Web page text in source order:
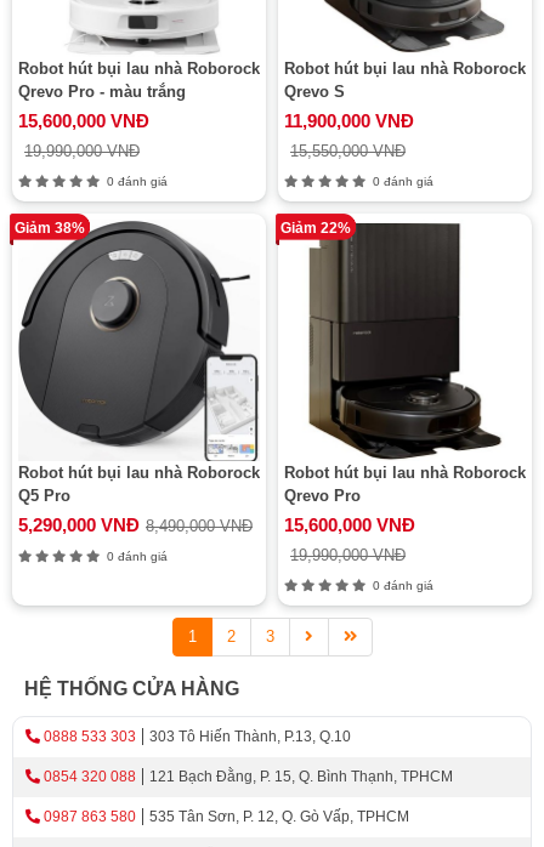
Robot hút bụi lau nhà Roborock
Qrevo Pro - màu trắng
15,600,000 VNĐ
19,990,000 VNĐ
0 đánh giá
Robot hút bụi lau nhà Roborock
Qrevo S
11,900,000 VNĐ
15,550,000 VNĐ
0 đánh giá
Giảm 38%
Robot hút bụi lau nhà Roborock
Q5 Pro
5,290,000 VNĐ 8,490,000 VNĐ
0 đánh giá
Giảm 22%
Robot hút bụi lau nhà Roborock
Qrevo Pro
15,600,000 VNĐ
19,990,000 VNĐ
0 đánh giá
1 2 3
HỆ THỐNG CỬA HÀNG
0888 533 303 303 Tô Hiến Thành, P.13, Q.10
0854 320 088 121 Bạch Đằng, P. 15, Q. Bình Thạnh, TPHCM
0987 863 580 535 Tân Sơn, P. 12, Q. Gò Vấp, TPHCM